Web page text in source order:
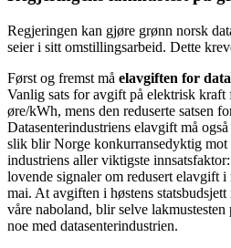
Regjeringen kan gjøre grønn norsk
seier i sitt omstillingsarbeid. Dette
Først og fremst må elavgiften for
Vanlig sats for avgift på elektrisk kraft
øre/kWh, mens den reduserte satsen
Datasenterindustriens elavgift må
slik blir Norge konkurransedyktig mot
industriens aller viktigste
lovende signaler om redusert elavgift
mai. At avgiften i høstens
våre naboland, blir selve
noe med datasenterindustrien.